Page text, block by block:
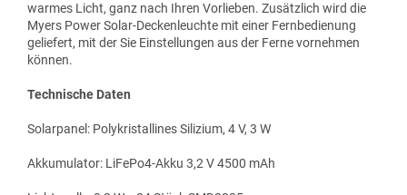
warmes Licht, ganz nach Ihren Vorlieben. Zusätzlich wird die
Myers Power Solar-Deckenleuchte mit einer Fernbedienung
geliefert, mit der Sie Einstellungen aus der Ferne vornehmen
können.
Technische Daten
Solarpanel: Polykristallines Silizium, 4 V, 3 W
Akkumulator: LiFePo4-Akku 3,2 V 4500 mAh